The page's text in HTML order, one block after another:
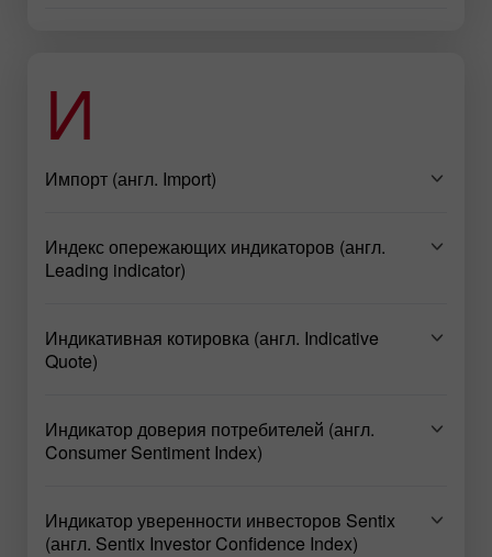
И
Импорт (англ. Import)
Индекс опережающих индикаторов (англ.
Leading indicator)
Индикативная котировка (англ. Indicative
Quote)
Индикатор доверия потребителей (англ.
Consumer Sentiment Index)
Индикатор уверенности инвесторов Sentix
(англ. Sentix Investor Confidence Index)